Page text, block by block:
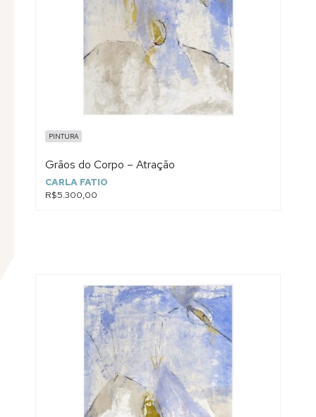
PINTURA
Grãos do Corpo – Atração
CARLA FATIO
R$5.300,00